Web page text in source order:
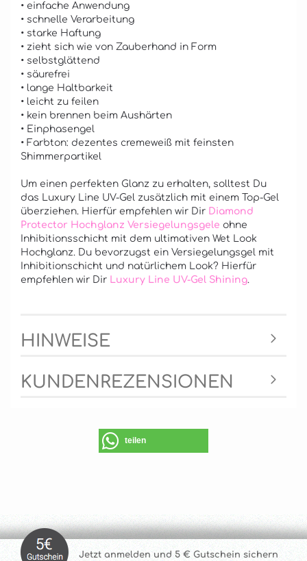
• einfache Anwendung
• schnelle Verarbeitung
• starke Haftung
• zieht sich wie von Zauberhand in Form
• selbstglättend
• säurefrei
• lange Haltbarkeit
• leicht zu feilen
• kein brennen beim Aushärten
• Einphasengel
• Farbton: dezentes cremeweiß mit feinsten
Shimmerpartikel
Um einen perfekten Glanz zu erhalten, solltest Du
das Luxury Line UV-Gel zusätzlich mit einem Top-Gel
überziehen. Hierfür empfehlen wir Dir Diamond
Protector Hochglanz Versiegelungsgele ohne
Inhibitionsschicht mit dem ultimativen Wet Look
Hochglanz. Du bevorzugst ein Versiegelungsgel mit
Inhibitionschicht und natürlichem Look? Hierfür
empfehlen wir Dir Luxury Line UV-Gel Shining.
HINWEISE
KUNDENREZENSIONEN
teilen
Jetzt anmelden und 5 € Gutschein sichern